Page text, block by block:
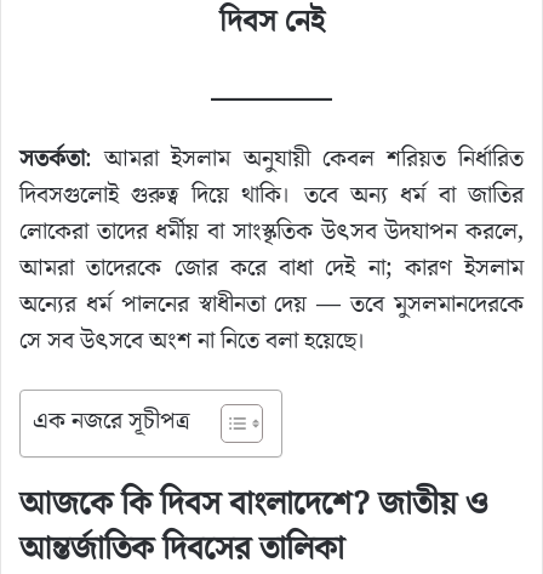
দিবস নেই
সতর্কতা: আমরা ইসলাম অনুযায়ী কেবল শরিয়ত নির্ধারিত
দিবসগুলোই গুরুত্ব দিয়ে থাকি। তবে অন্য ধর্ম বা জাতির
লোকেরা তাদের ধর্মীয় বা সাংস্কৃতিক উৎসব উদযাপন করলে,
আমরা তাদেরকে জোর করে বাধা দেই না; কারণ ইসলাম
অন্যের ধর্ম পালনের স্বাধীনতা দেয় — তবে মুসলমানদেরকে
সে সব উৎসবে অংশ না নিতে বলা হয়েছে।
এক নজরে সূচীপত্র
আজকে কি দিবস বাংলাদেশে? জাতীয় ও
আন্তর্জাতিক দিবসের তালিকা